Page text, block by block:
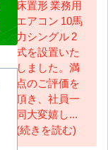
床置形 業務用
エアコン 10馬
力シングル 2
式を設置いた
しました。満
点のご評価を
頂き、社員一
同大変嬉し...
(続きを読む)